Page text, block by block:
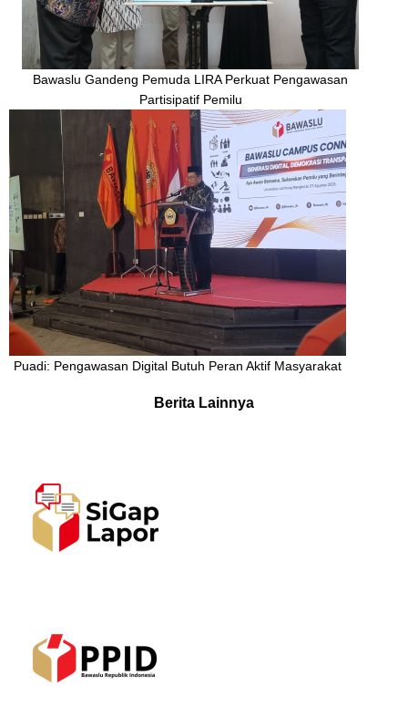
Bawaslu Gandeng Pemuda LIRA Perkuat Pengawasan
Partisipatif Pemilu
Puadi: Pengawasan Digital Butuh Peran Aktif Masyarakat
Berita Lainnya